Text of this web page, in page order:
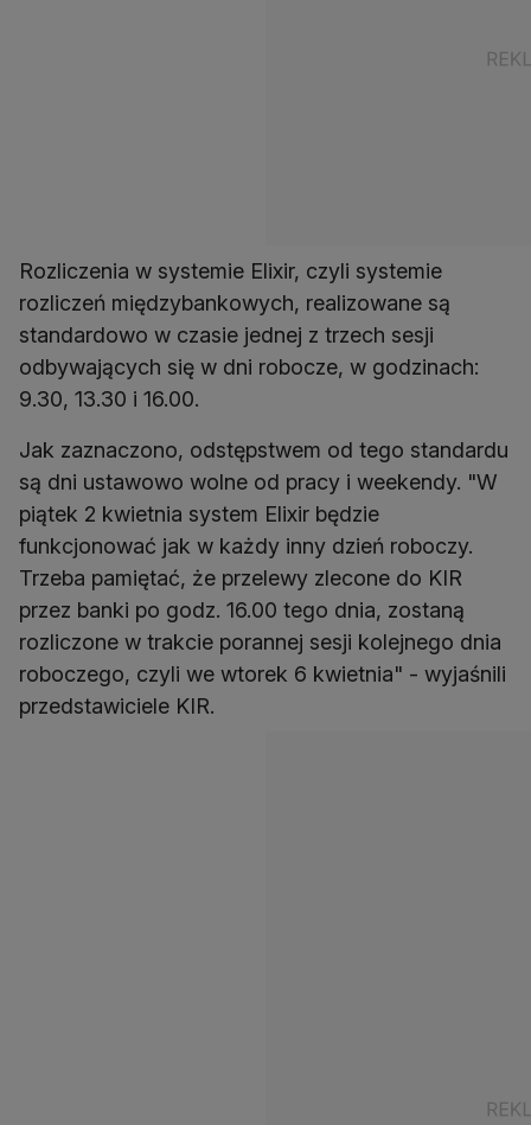
Rozliczenia w systemie Elixir, czyli systemie
rozliczeń międzybankowych, realizowane są
standardowo w czasie jednej z trzech sesji
odbywających się w dni robocze, w godzinach:
9.30, 13.30 i 16.00.
Jak zaznaczono, odstępstwem od tego standardu
są dni ustawowo wolne od pracy i weekendy. "W
piątek 2 kwietnia system Elixir będzie
funkcjonować jak w każdy inny dzień roboczy.
Trzeba pamiętać, że przelewy zlecone do KIR
przez banki po godz. 16.00 tego dnia, zostaną
rozliczone w trakcie porannej sesji kolejnego dnia
roboczego, czyli we wtorek 6 kwietnia" - wyjaśnili